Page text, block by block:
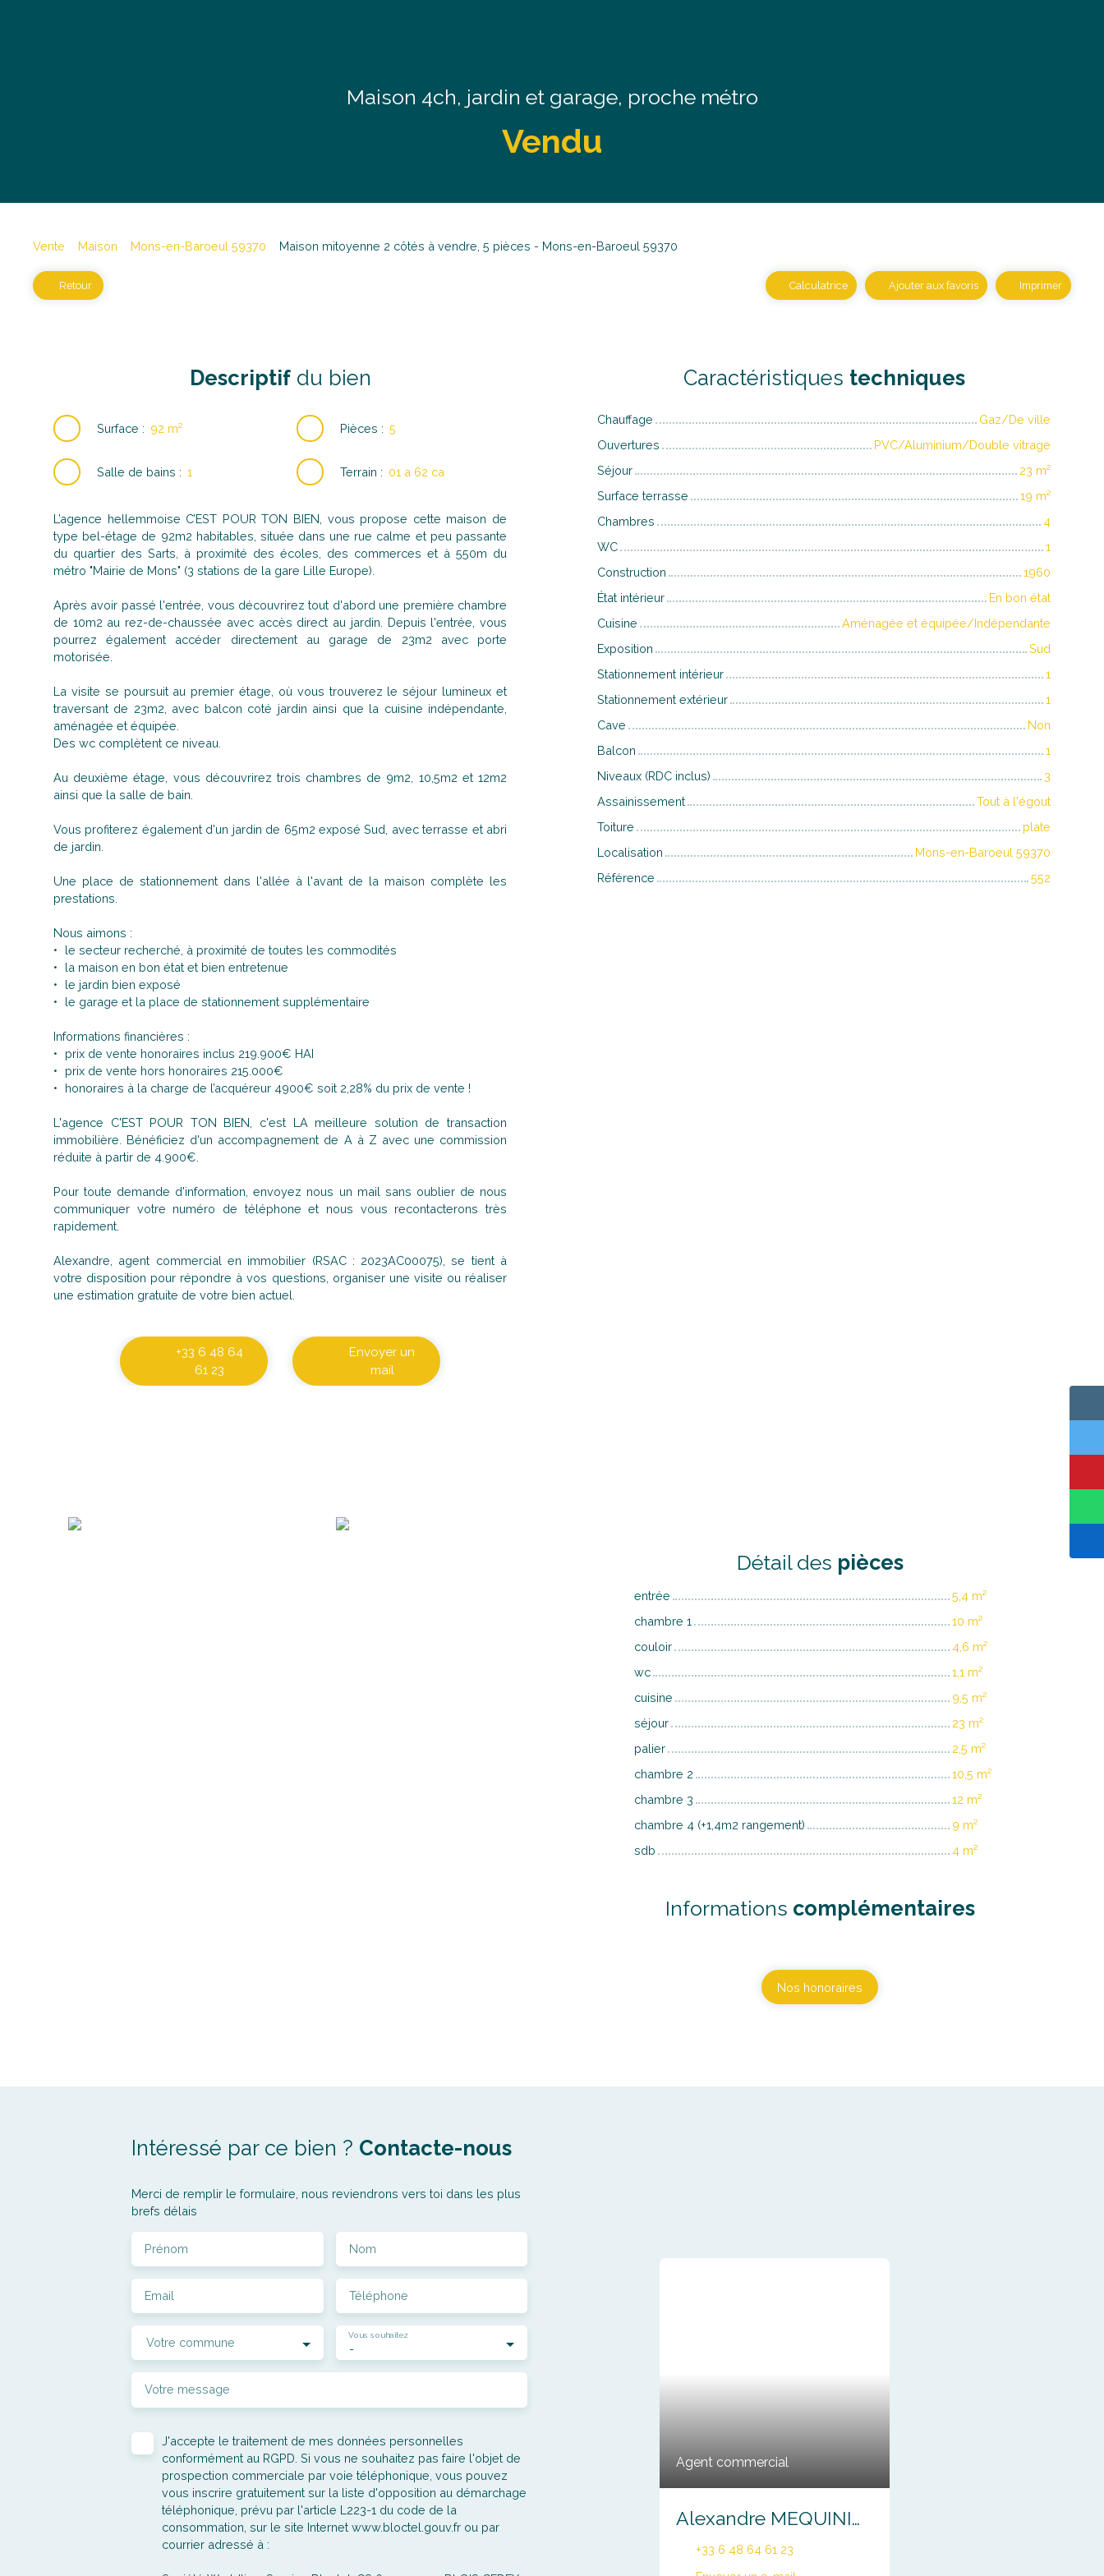
Maison 4ch, jardin et garage, proche métro
Vendu
Vente Maison Mons-en-Baroeul 59370 Maison mitoyenne 2 côtés à vendre, 5 pièces - Mons-en-Baroeul 59370
Retour Calculatrice Ajouter aux favoris Imprimer
Descriptifdu bien
Surface : 92 m² Pièces : 5
Salle de bains : 1 Terrain : 01 a 62 ca
L’agence hellemmoise C’EST POUR TON BIEN, vous propose cette maison de
type bel-étage de 92m2 habitables, située dans une rue calme et peu passante
du quartier des Sarts, à proximité des écoles, des commerces et à 550m du
métro "Mairie de Mons" (3 stations de la gare Lille Europe).
Après avoir passé l'entrée, vous découvrirez tout d'abord une première chambre
de 10m2 au rez-de-chaussée avec accès direct au jardin. Depuis l'entrée, vous
pourrez également accéder directement au garage de 23m2 avec porte
motorisée.
La visite se poursuit au premier étage, où vous trouverez le séjour lumineux et
traversant de 23m2, avec balcon coté jardin ainsi que la cuisine indépendante,
aménagée et équipée.
Des wc complètent ce niveau.
Au deuxième étage, vous découvrirez trois chambres de 9m2, 10,5m2 et 12m2
ainsi que la salle de bain.
Vous profiterez également d'un jardin de 65m2 exposé Sud, avec terrasse et abri
de jardin.
Une place de stationnement dans l'allée à l'avant de la maison complète les
prestations.
Nous aimons :
le secteur recherché, à proximité de toutes les commodités
la maison en bon état et bien entretenue
le jardin bien exposé
le garage et la place de stationnement supplémentaire
Informations financières :
prix de vente honoraires inclus 219.900€ HAI
prix de vente hors honoraires 215.000€
honoraires à la charge de l’acquéreur 4900€ soit 2,28% du prix de vente !
L'agence C'EST POUR TON BIEN, c'est LA meilleure solution de transaction
immobilière. Bénéficiez d'un accompagnement de A à Z avec une commission
réduite à partir de 4.900€.
Pour toute demande d'information, envoyez nous un mail sans oublier de nous
communiquer votre numéro de téléphone et nous vous recontacterons très
rapidement.
Alexandre, agent commercial en immobilier (RSAC : 2023AC00075), se tient à
votre disposition pour répondre à vos questions, organiser une visite ou réaliser
une estimation gratuite de votre bien actuel.
+33 6 48 64
61 23
Envoyer un
mail
Caractéristiques techniques
Chauffage
Gaz/De ville
Ouvertures
PVC/Aluminium/Double vitrage
Séjour
23 m²
Surface terrasse
19 m²
Chambres
4
WC
1
Construction
1960
État intérieur
En bon état
Cuisine
Aménagée et équipée/Indépendante
Exposition
Sud
Stationnement intérieur
1
Stationnement extérieur
1
Cave
Non
Balcon
1
Niveaux (RDC inclus)
3
Assainissement
Tout à l'égout
Toiture
plate
Localisation
Mons-en-Baroeul 59370
Référence
552
Détail des pièces
entrée
5,4 m²
chambre 1
10 m²
couloir
4,6 m²
wc
1,1 m²
cuisine
9,5 m²
séjour
23 m²
palier
2,5 m²
chambre 2
10,5 m²
chambre 3
12 m²
chambre 4 (+1,4m2 rangement)
9 m²
sdb
4 m²
Informations complémentaires
Nos honoraires
Intéressé par ce bien ? Contacte-nous
Merci de remplir le formulaire, nous reviendrons vers toi dans les plus
brefs délais
Prénom Nom
Email Téléphone
Votre commune -
Vous souhaitez
Votre message
J'accepte le traitement de mes données personnelles
conformément au RGPD. Si vous ne souhaitez pas faire l'objet de
prospection commerciale par voie téléphonique, vous pouvez
vous inscrire gratuitement sur la liste d'opposition au démarchage
téléphonique, prévu par l'article L223-1 du code de la
consommation, sur le site Internet www.bloctel.gouv.fr ou par
courrier adressé à :
Agent commercial
Alexandre MEQUINION
+33 6 48 64 61 23